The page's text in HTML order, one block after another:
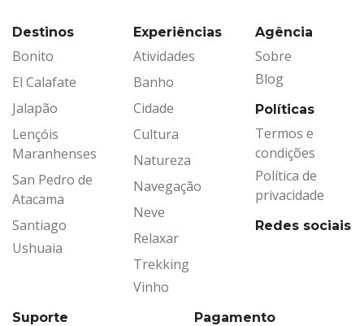
Destinos
Bonito
El Calafate
Jalapão
Lençóis
Maranhenses
San Pedro de
Atacama
Santiago
Ushuaia
Experiências
Atividades
Banho
Cidade
Cultura
Natureza
Navegação
Neve
Relaxar
Trekking
Vinho
Agência
Sobre
Blog
Políticas
Termos e
condições
Política de
privacidade
Redes sociais
Suporte Pagamento